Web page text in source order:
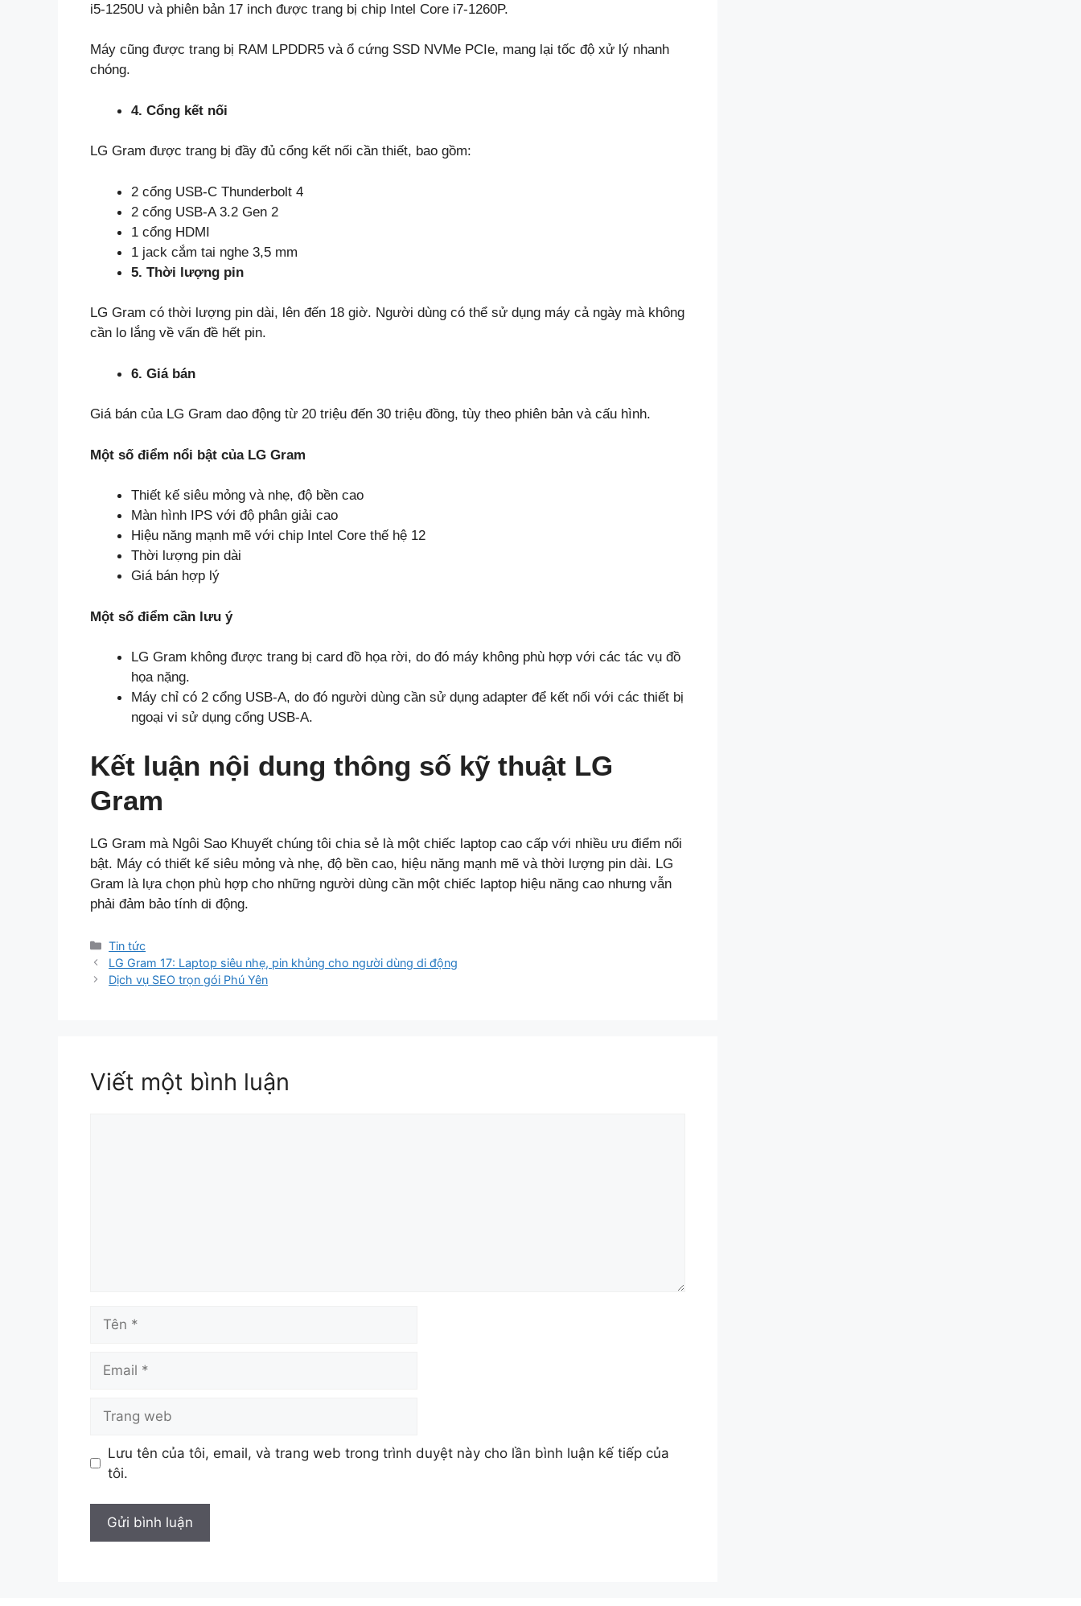
i5-1250U và phiên bản 17 inch được trang bị chip Intel Core i7-1260P.
Máy cũng được trang bị RAM LPDDR5 và ổ cứng SSD NVMe PCIe, mang lại tốc độ xử lý nhanh
chóng.
4. Cổng kết nối
LG Gram được trang bị đầy đủ cổng kết nối cần thiết, bao gồm:
2 cổng USB-C Thunderbolt 4
2 cổng USB-A 3.2 Gen 2
1 cổng HDMI
1 jack cắm tai nghe 3,5 mm
5. Thời lượng pin
LG Gram có thời lượng pin dài, lên đến 18 giờ. Người dùng có thể sử dụng máy cả ngày mà không
cần lo lắng về vấn đề hết pin.
6. Giá bán
Giá bán của LG Gram dao động từ 20 triệu đến 30 triệu đồng, tùy theo phiên bản và cấu hình.
Một số điểm nổi bật của LG Gram
Thiết kế siêu mỏng và nhẹ, độ bền cao
Màn hình IPS với độ phân giải cao
Hiệu năng mạnh mẽ với chip Intel Core thế hệ 12
Thời lượng pin dài
Giá bán hợp lý
Một số điểm cần lưu ý
LG Gram không được trang bị card đồ họa rời, do đó máy không phù hợp với các tác vụ đồ
họa nặng.
Máy chỉ có 2 cổng USB-A, do đó người dùng cần sử dụng adapter để kết nối với các thiết bị
ngoại vi sử dụng cổng USB-A.
Kết luận nội dung thông số kỹ thuật LG
Gram
LG Gram mà Ngôi Sao Khuyết chúng tôi chia sẻ là một chiếc laptop cao cấp với nhiều ưu điểm nổi
bật. Máy có thiết kế siêu mỏng và nhẹ, độ bền cao, hiệu năng mạnh mẽ và thời lượng pin dài. LG
Gram là lựa chọn phù hợp cho những người dùng cần một chiếc laptop hiệu năng cao nhưng vẫn
phải đảm bảo tính di động.
Danh
mục
Tin tức
LG Gram 17: Laptop siêu nhẹ, pin khủng cho người dùng di động
Dịch vụ SEO trọn gói Phú Yên
Viết một bình luận
web
Lưu tên của tôi, email, và trang web trong trình duyệt này cho lần bình luận kế tiếp của
tôi.